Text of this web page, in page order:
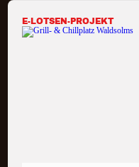
E-LOTSEN-PROJEKT